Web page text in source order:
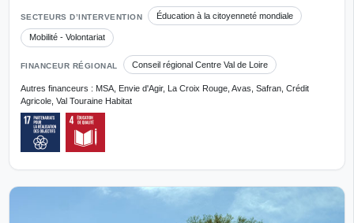
SECTEURS D’INTERVENTION Éducation à la citoyenneté mondiale
Mobilité - Volontariat
FINANCEUR RÉGIONAL Conseil régional Centre Val de Loire
Autres financeurs : MSA, Envie d'Agir, La Croix Rouge, Avas, Safran, Crédit
Agricole, Val Touraine Habitat